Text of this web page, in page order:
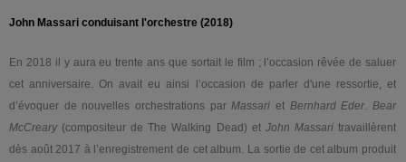
John Massari conduisant l'orchestre (2018)
En 2018 il y aura eu trente ans que sortait le film ; l’occasion rêvée de saluer
cet anniversaire. On avait eu ainsi l’occasion de parler d'une ressortie, et
d’évoquer de nouvelles orchestrations parMassari et Bernhard Eder .Bear
McCreary (compositeur de The Walking Dead) et John Massaritravaillèrent
dès août 2017 à l’enregistrement de cet album. La sortie de cet album produit